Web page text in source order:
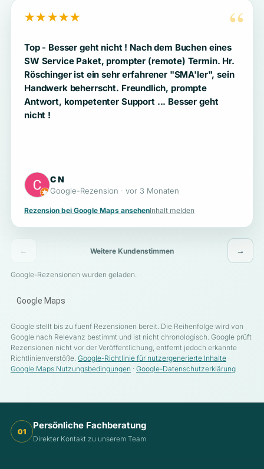
“
★★★★★
Top - Besser geht nicht ! Nach dem Buchen eines
SW Service Paket, prompter (remote) Termin. Hr.
Röschinger ist ein sehr erfahrener "SMA'ler", sein
Handwerk beherrscht. Freundlich, prompte
Antwort, kompetenter Support ... Besser geht
nicht !
C N
Google-Rezension · vor 3 Monaten
Rezension bei Google Maps ansehenInhalt melden
← Weitere Kundenstimmen →
Google-Rezensionen wurden geladen.
Google Maps
Google stellt bis zu fuenf Rezensionen bereit. Die Reihenfolge wird von
Google nach Relevanz bestimmt und ist nicht chronologisch. Google prüft
Rezensionen nicht vor der Veröffentlichung, entfernt jedoch erkannte
Richtlinienverstöße. Google-Richtlinie für nutzergenerierte Inhalte ·
Google Maps Nutzungsbedingungen · Google-Datenschutzerklärung
01
Persönliche Fachberatung
Direkter Kontakt zu unserem Team